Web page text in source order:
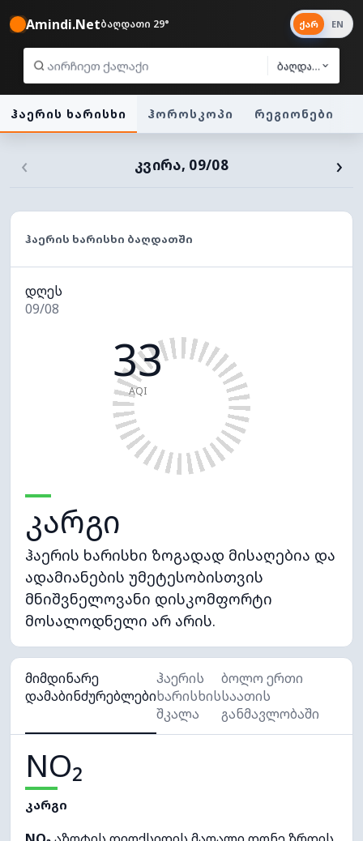
Amindi.Netბაღდათი 29°
ბაღდათი
ქარ EN
ჰაერის ხარისხი ჰოროსკოპი რეგიონები
‹ ᲙᲕᲘᲠᲐ, 09/08 ›
ᲰᲐᲔᲠᲘᲡ ᲮᲐᲠᲘᲡᲮᲘ ᲑᲐᲦᲓᲐᲗᲨᲘ
დღეს
09/08
33
AQI
კარგი
ჰაერის ხარისხი ზოგადად მისაღებია და
ადამიანების უმეტესობისთვის
მნიშვნელოვანი დისკომფორტი
მოსალოდნელი არ არის.
მიმდინარე
დამაბინძურებლები
ჰაერის
ხარისხის
შკალა
ბოლო ერთი
საათის
განმავლობაში
NO₂
კარგი